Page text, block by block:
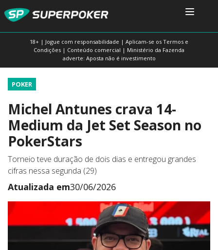
18+ | Jogue com responsabilidade | Aplicam-se os Termos e
Condições | Conteúdo comercial | Ministério da Fazenda
adverte: Aposta não é investimento
POKER
Michel Antunes crava 14-
Medium da Jet Set Season no
PokerStars
Torneio teve duração de dois dias e entregou grandes
cifras nessa segunda (29)
Atualizada em30/06/2026